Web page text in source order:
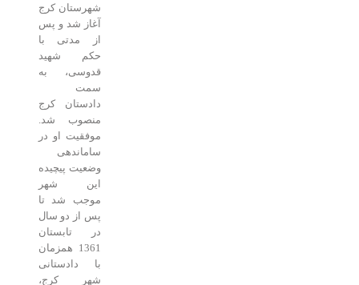
شهرستان کرج
آغاز شد و پس
از مدتی با
حکم شهید
قدوسی، به
دادستان کرج
منصوب شد.
موفقیت او در
ساماندهی
وضعیت پیچیده
این شهر
موجب شد تا
پس از دو سال
در تابستان
1361 همزمان
با دادستانی
شهر کرج،